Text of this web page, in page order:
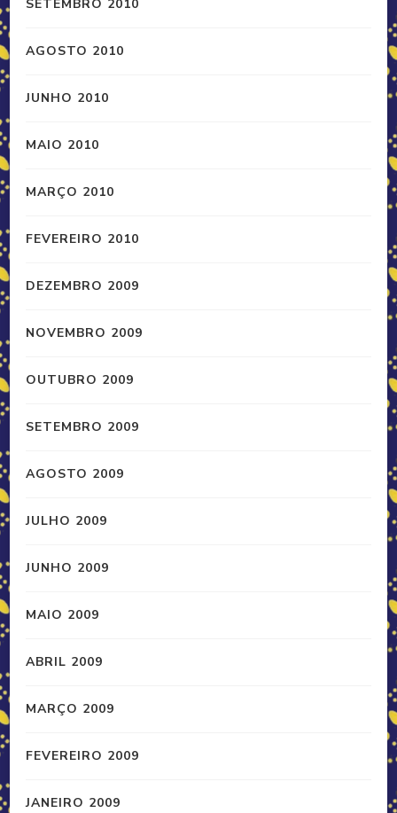
SETEMBRO 2010
AGOSTO 2010
JUNHO 2010
MAIO 2010
MARÇO 2010
FEVEREIRO 2010
DEZEMBRO 2009
NOVEMBRO 2009
OUTUBRO 2009
SETEMBRO 2009
AGOSTO 2009
JULHO 2009
JUNHO 2009
MAIO 2009
ABRIL 2009
MARÇO 2009
FEVEREIRO 2009
JANEIRO 2009